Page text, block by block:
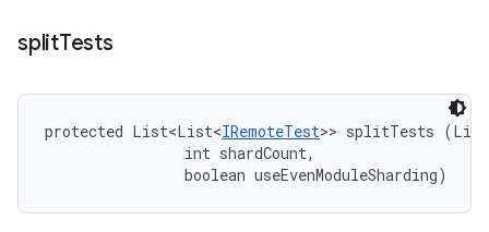
splitTests
protected List<List<IRemoteTest>> splitTests
                int shardCount,
                boolean useEvenModuleSharding)